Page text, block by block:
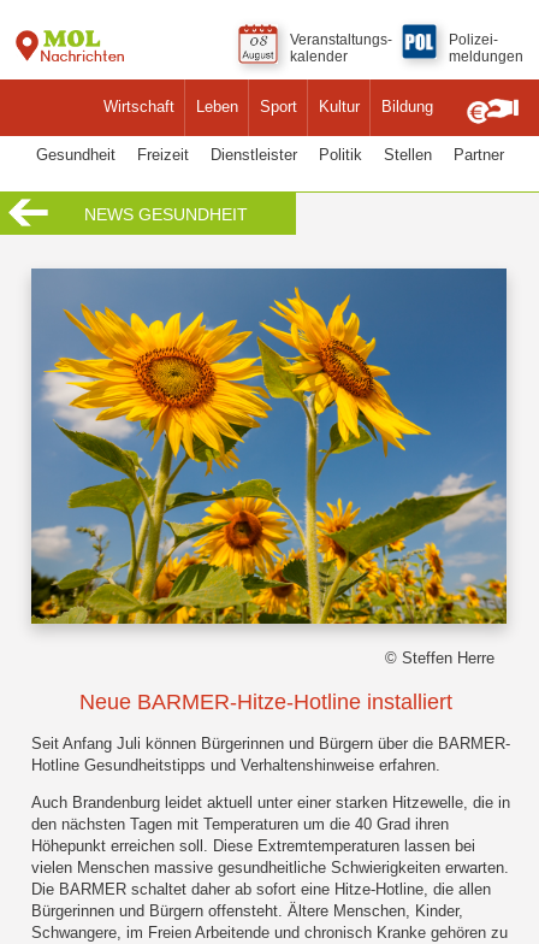
Wirtschaft Leben Sport Kultur Bildung
Veranstaltungs-
kalender
Polizei-
meldungen
Gesundheit Freizeit Dienstleister Politik Stellen Partner
NEWS GESUNDHEIT
© Steffen Herre
Neue BARMER-Hitze-Hotline installiert
Seit Anfang Juli können Bürgerinnen und Bürgern über die BARMER-
Hotline Gesundheitstipps und Verhaltenshinweise erfahren.
Auch Brandenburg leidet aktuell unter einer starken Hitzewelle, die in
den nächsten Tagen mit Temperaturen um die 40 Grad ihren
Höhepunkt erreichen soll. Diese Extremtemperaturen lassen bei
vielen Menschen massive gesundheitliche Schwierigkeiten erwarten.
Die BARMER schaltet daher ab sofort eine Hitze-Hotline, die allen
Bürgerinnen und Bürgern offensteht. Ältere Menschen, Kinder,
Schwangere, im Freien Arbeitende und chronisch Kranke gehören zu